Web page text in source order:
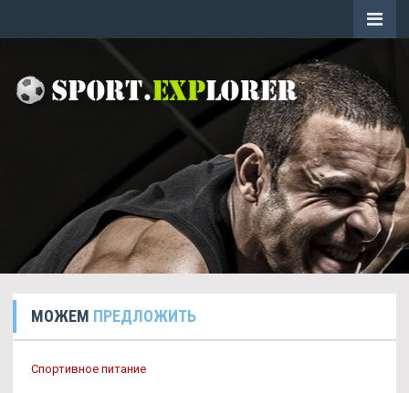
МОЖЕМ ПРЕДЛОЖИТЬ
Спортивное питание